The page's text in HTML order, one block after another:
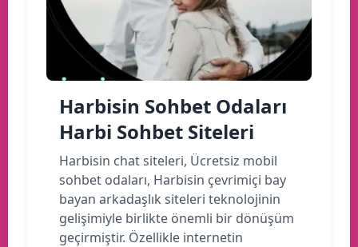
Harbisin Sohbet Odaları
Harbi Sohbet Siteleri
Harbisin chat siteleri, Ücretsiz mobil
sohbet odaları, Harbisin çevrimiçi bay
bayan arkadaşlık siteleri teknolojinin
gelişimiyle birlikte önemli bir dönüşüm
geçirmiştir. Özellikle internetin